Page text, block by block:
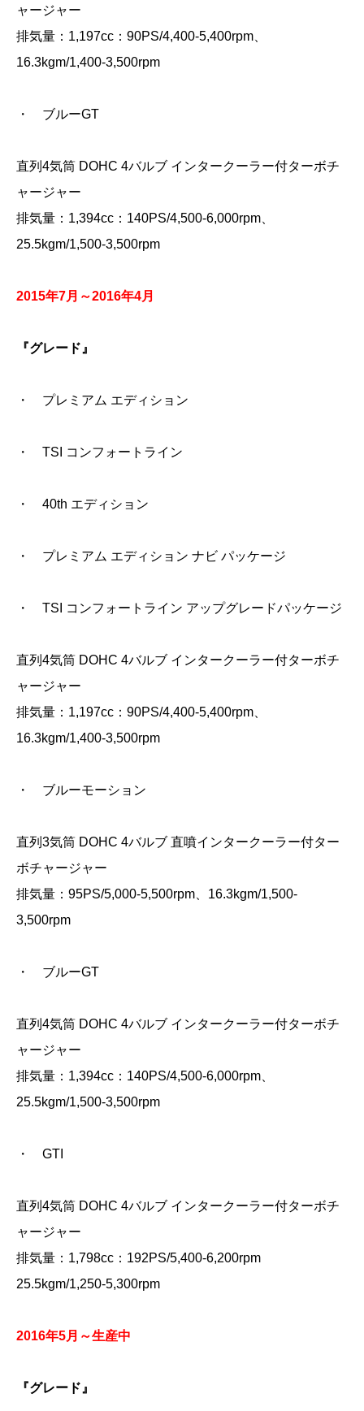
ャージャー
排気量：1,197cc：90PS/4,400-5,400rpm、
16.3kgm/1,400-3,500rpm
・ ブルーGT
直列4気筒 DOHC 4バルブ インタークーラー付ターボチ
ャージャー
排気量：1,394cc：140PS/4,500-6,000rpm、
25.5kgm/1,500‐3,500rpm
2015年7月～2016年4月
『グレード』
・ プレミアム エディション
・ TSI コンフォートライン
・ 40th エディション
・ プレミアム エディション ナビ パッケージ
・ TSI コンフォートライン アップグレードパッケージ
直列4気筒 DOHC 4バルブ インタークーラー付ターボチ
ャージャー
排気量：1,197cc：90PS/4,400-5,400rpm、
16.3kgm/1,400-3,500rpm
・ ブルーモーション
直列3気筒 DOHC 4バルブ 直噴インタークーラー付ター
ボチャージャー
排気量：95PS/5,000-5,500rpm、16.3kgm/1,500-
3,500rpm
・ ブルーGT
直列4気筒 DOHC 4バルブ インタークーラー付ターボチ
ャージャー
排気量：1,394cc：140PS/4,500-6,000rpm、
25.5kgm/1,500‐3,500rpm
・ GTI
直列4気筒 DOHC 4バルブ インタークーラー付ターボチ
ャージャー
排気量：1,798cc：192PS/5,400-6,200rpm
25.5kgm/1,250-5,300rpm
2016年5月～生産中
『グレード』